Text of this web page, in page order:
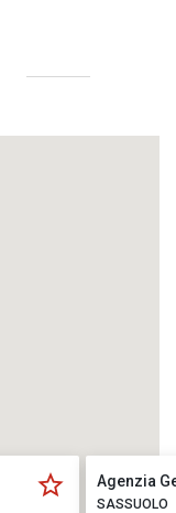
Agenzia
SASSUOLO